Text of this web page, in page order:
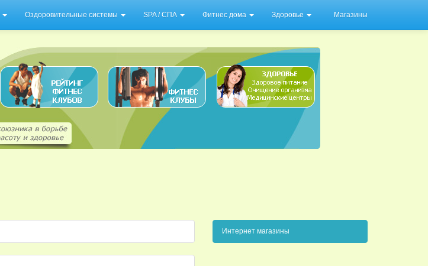
Оздоровительные системы SPA / СПА Фитнес дома Здоровье Магазины
Интернет магазины